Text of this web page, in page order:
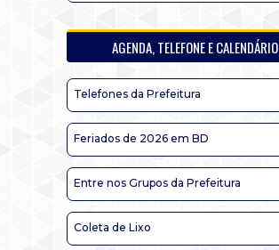
AGENDA, TELEFONE E CALENDÁRIO
Telefones da Prefeitura
Feriados de 2026 em BD
Entre nos Grupos da Prefeitura
Coleta de Lixo